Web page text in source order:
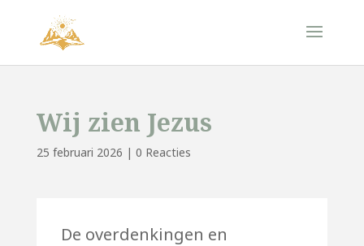
Wij zien Jezus
25 februari 2026 | 0 Reacties
De overdenkingen en